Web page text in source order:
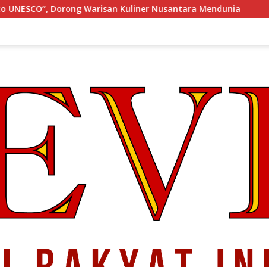
Kuliner Nusantara Mendunia KONGRES Wanita